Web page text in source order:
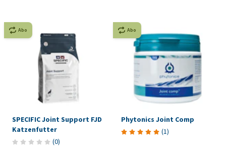
Abo
SPECIFIC Joint Support FJD
Katzenfutter
(0)
Abo
Phytonics Joint Comp
(1)